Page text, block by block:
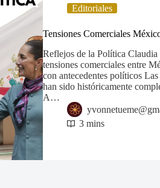
Editoriales
Tensiones Comerciales
Reflejos de la Política
tensiones comerciales entre
con antecedentes políticos
han sido históricamente
A…
3 mins